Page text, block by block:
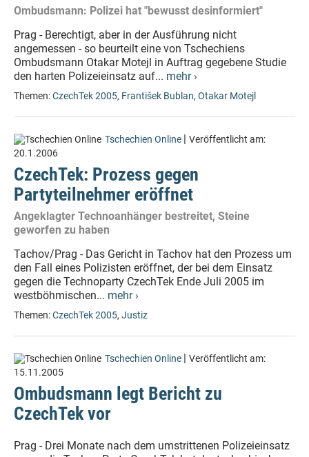
Ombudsmann: Polizei hat "bewusst desinformiert"
Prag - Berechtigt, aber in der Ausführung nicht
angemessen - so beurteilt eine von Tschechiens
Ombudsmann Otakar Motejl in Auftrag gegebene Studie
den harten Polizeieinsatz auf... mehr ›
Themen:CzechTek 2005, František Bublan, Otakar Motejl
Tschechien Online | Veröffentlicht am:
20.1.2006
CzechTek: Prozess gegen
Partyteilnehmer eröffnet
Angeklagter Technoanhänger bestreitet, Steine
geworfen zu haben
Tachov/Prag - Das Gericht in Tachov hat den Prozess um
den Fall eines Polizisten eröffnet, der bei dem Einsatz
gegen die Technoparty CzechTek Ende Juli 2005 im
westböhmischen... mehr ›
Themen:CzechTek 2005, Justiz
Tschechien Online | Veröffentlicht am:
15.11.2005
Ombudsmann legt Bericht zu
CzechTek vor
Prag - Drei Monate nach dem umstrittenen Polizeieinsatz